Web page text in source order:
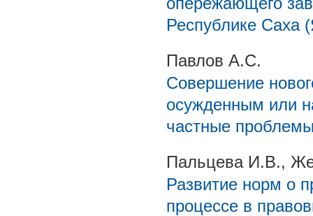
Республике Саха
Павлов А.С.
Совершение
осужденным или
частные
Пальцева И.В.,
Развитие норм о
процессе в